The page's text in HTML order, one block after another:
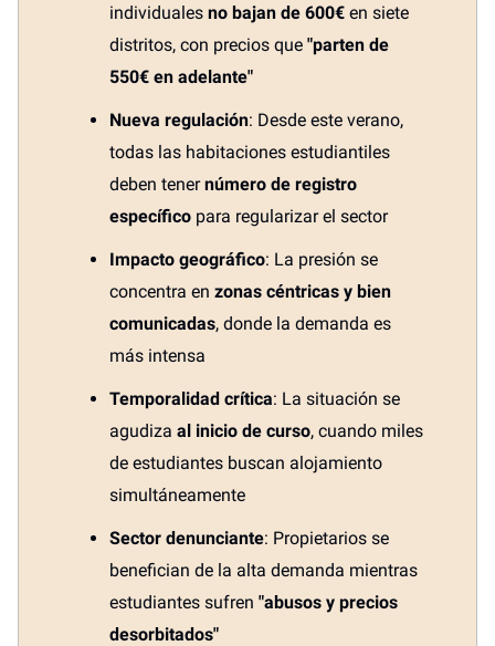
individuales no bajan de 600€ en siete
distritos, con precios que "parten de
550€ en adelante"
Nueva regulación: Desde este verano,
todas las habitaciones estudiantiles
deben tenernúmero de registro
específico para regularizar el sector
Impacto geográfico: La presión se
concentra en zonas céntricas y bien
comunicadas, donde la demanda es
más intensa
Temporalidad crítica: La situación se
agudiza al inicio de curso, cuando miles
de estudiantes buscan alojamiento
simultáneamente
Sector denunciante: Propietarios se
benefician de la alta demanda mientras
estudiantes sufren "abusos y precios
desorbitados"